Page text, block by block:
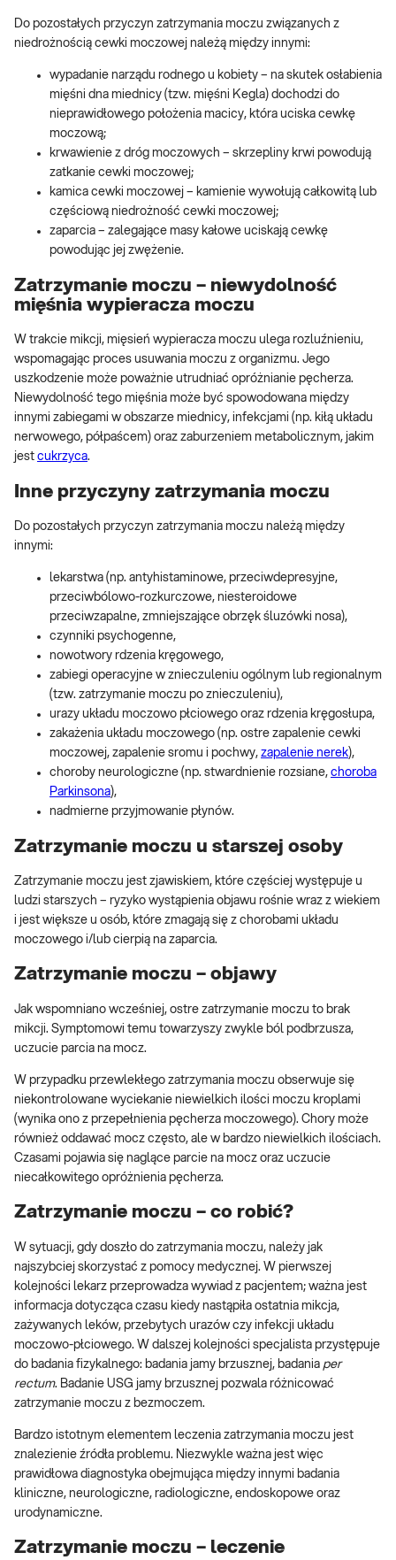
Do pozostałych przyczyn zatrzymania moczu związanych z
niedrożnością cewki moczowej należą między innymi:
wypadanie narządu rodnego u kobiety – na skutek osłabienia
mięśni dna miednicy (tzw. mięśni Kegla) dochodzi do
nieprawidłowego położenia macicy, która uciska cewkę
moczową;
krwawienie z dróg moczowych – skrzepliny krwi powodują
zatkanie cewki moczowej;
kamica cewki moczowej – kamienie wywołują całkowitą lub
częściową niedrożność cewki moczowej;
zaparcia – zalegające masy kałowe uciskają cewkę
powodując jej zwężenie.
Zatrzymanie moczu – niewydolność
mięśnia wypieracza moczu
W trakcie mikcji, mięsień wypieracza moczu ulega rozluźnieniu,
wspomagając proces usuwania moczu z organizmu. Jego
uszkodzenie może poważnie utrudniać opróżnianie pęcherza.
Niewydolność tego mięśnia może być spowodowana między
innymi zabiegami w obszarze miednicy, infekcjami (np. kiłą układu
nerwowego, półpaścem) oraz zaburzeniem metabolicznym, jakim
jest cukrzyca.
Inne przyczyny zatrzymania moczu
Do pozostałych przyczyn zatrzymania moczu należą między
innymi:
lekarstwa (np. antyhistaminowe, przeciwdepresyjne,
przeciwbólowo-rozkurczowe, niesteroidowe
przeciwzapalne, zmniejszające obrzęk śluzówki nosa),
czynniki psychogenne,
nowotwory rdzenia kręgowego,
zabiegi operacyjne w znieczuleniu ogólnym lub regionalnym
(tzw. zatrzymanie moczu po znieczuleniu),
urazy układu moczowo płciowego oraz rdzenia kręgosłupa,
zakażenia układu moczowego (np. ostre zapalenie cewki
moczowej, zapalenie sromu i pochwy, zapalenie nerek),
choroby neurologiczne (np. stwardnienie rozsiane, choroba
Parkinsona),
nadmierne przyjmowanie płynów.
Zatrzymanie moczu u starszej osoby
Zatrzymanie moczu jest zjawiskiem, które częściej występuje u
ludzi starszych – ryzyko wystąpienia objawu rośnie wraz z wiekiem
i jest większe u osób, które zmagają się z chorobami układu
moczowego i/lub cierpią na zaparcia.
Zatrzymanie moczu – objawy
Jak wspomniano wcześniej, ostre zatrzymanie moczu to brak
mikcji. Symptomowi temu towarzyszy zwykle ból podbrzusza,
uczucie parcia na mocz.
W przypadku przewlekłego zatrzymania moczu obserwuje się
niekontrolowane wyciekanie niewielkich ilości moczu kroplami
(wynika ono z przepełnienia pęcherza moczowego). Chory może
również oddawać mocz często, ale w bardzo niewielkich ilościach.
Czasami pojawia się naglące parcie na mocz oraz uczucie
niecałkowitego opróżnienia pęcherza.
Zatrzymanie moczu – co robić?
W sytuacji, gdy doszło do zatrzymania moczu, należy jak
najszybciej skorzystać z pomocy medycznej. W pierwszej
kolejności lekarz przeprowadza wywiad z pacjentem; ważna jest
informacja dotycząca czasu kiedy nastąpiła ostatnia mikcja,
zażywanych leków, przebytych urazów czy infekcji układu
moczowo-płciowego. W dalszej kolejności specjalista przystępuje
do badania fizykalnego: badania jamy brzusznej, badania per
rectum. Badanie USG jamy brzusznej pozwala różnicować
zatrzymanie moczu z bezmoczem.
Bardzo istotnym elementem leczenia zatrzymania moczu jest
znalezienie źródła problemu. Niezwykle ważna jest więc
prawidłowa diagnostyka obejmująca między innymi badania
kliniczne, neurologiczne, radiologiczne, endoskopowe oraz
urodynamiczne.
Zatrzymanie moczu – leczenie